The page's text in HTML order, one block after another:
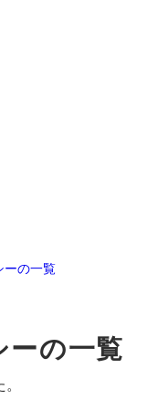
ーの一覧
ーの一覧